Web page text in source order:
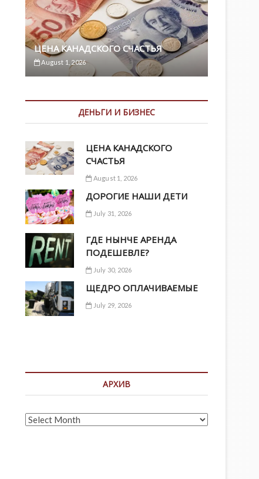
ЦЕНА КАНАДСКОГО СЧАСТЬЯ
August 1, 2026
ДЕНЬГИ И БИЗНЕС
ЦЕНА КАНАДСКОГО
СЧАСТЬЯ
August 1, 2026
ДОРОГИЕ НАШИ ДЕТИ
July 31, 2026
ГДЕ НЫНЧЕ АРЕНДА
ПОДЕШЕВЛЕ?
July 30, 2026
ЩЕДРО ОПЛАЧИВАЕМЫЕ
July 29, 2026
АРХИВ
Архив